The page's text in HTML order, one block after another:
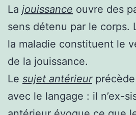
La jouissance ouvre des
sens détenu par le corps.
la maladie constituent le
de la jouissance.
Le sujet antérieurprécède
avec le langage : il n’ex-